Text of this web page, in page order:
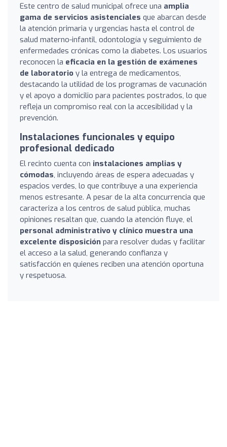
Este centro de salud municipal ofrece una amplia
gama de servicios asistenciales que abarcan desde
la atención primaria y urgencias hasta el control de
salud materno-infantil, odontología y seguimiento de
enfermedades crónicas como la diabetes. Los usuarios
reconocen la eficacia en la gestión de exámenes
de laboratorio y la entrega de medicamentos,
destacando la utilidad de los programas de vacunación
y el apoyo a domicilio para pacientes postrados, lo que
refleja un compromiso real con la accesibilidad y la
prevención.
Instalaciones funcionales y equipo
profesional dedicado
El recinto cuenta con instalaciones amplias y
cómodas, incluyendo áreas de espera adecuadas y
espacios verdes, lo que contribuye a una experiencia
menos estresante. A pesar de la alta concurrencia que
caracteriza a los centros de salud pública, muchas
opiniones resaltan que, cuando la atención fluye, el
personal administrativo y clínico muestra una
excelente disposición para resolver dudas y facilitar
el acceso a la salud, generando confianza y
satisfacción en quienes reciben una atención oportuna
y respetuosa.